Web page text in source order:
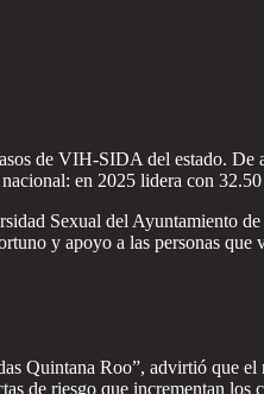
de VIH-SIDA del estado. De
en 2025 lidera con
Sexual del Ayuntamiento
y apoyo a las personas
Quintana Roo”, advirtió que
de riesgo que incrementan